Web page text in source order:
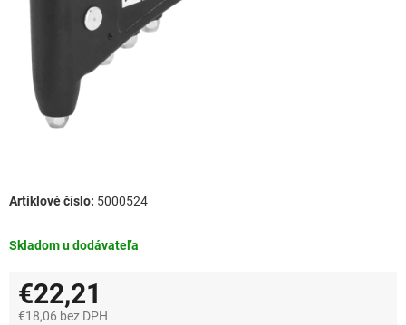
Skladom u dodávateľa
5000524
€22,21
€18,06 bez DPH